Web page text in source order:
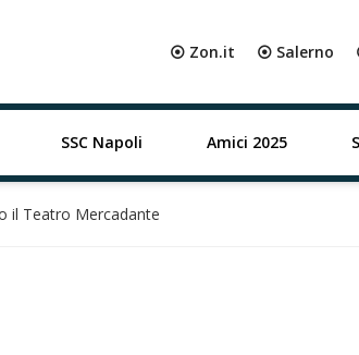
⦿ Zon.it ⦿ Salerno
SSC Napoli Amici 2025
il Teatro Mercadante